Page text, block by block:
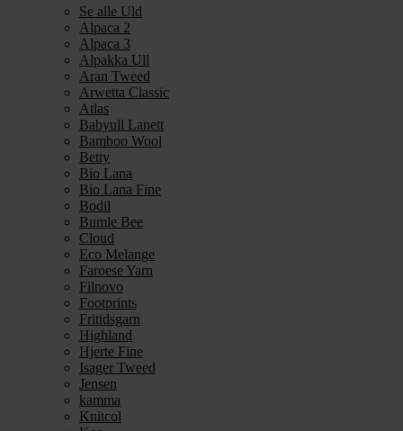
Se alle Uld
Alpaca 2
Alpaca 3
Alpakka Ull
Aran Tweed
Arwetta Classic
Atlas
Babyull Lanett
Bamboo Wool
Betty
Bio Lana
Bio Lana Fine
Bodil
Bumle Bee
Cloud
Eco Melange
Faroese Yarn
Filnovo
Footprints
Fritidsgarn
Highland
Hjerte Fine
Isager Tweed
Jensen
kamma
Knitcol